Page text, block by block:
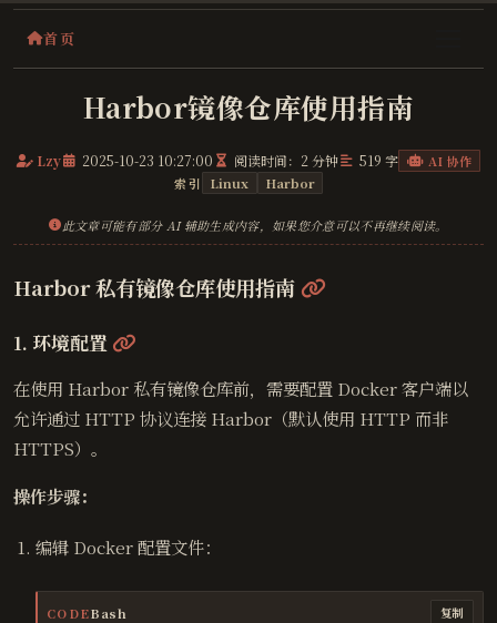
首页
Harbor镜像仓库使用指南
Lzy 2025-10-23 10:27:00 阅读时间：2 分钟 519 字
AI 协作
索引
Linux Harbor
此文章可能有部分 AI 辅助生成内容，如果您介意可以不再继续阅读。
Harbor 私有镜像仓库使用指南
1. 环境配置 @
在使用 Harbor 私有镜像仓库前，需要配置 Docker 客户端以
允许通过 HTTP 协议连接 Harbor（默认使用 HTTP 而非
HTTPS）。
操作步骤：
编辑 Docker 配置文件：
CODEBash 复制